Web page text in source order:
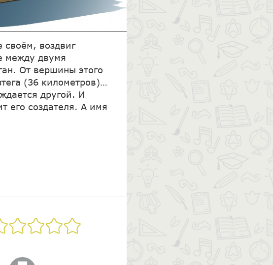
своём, воздвиг
между двумя
От вершины этого
(36 километров)…
другой. И
его создателя. А имя